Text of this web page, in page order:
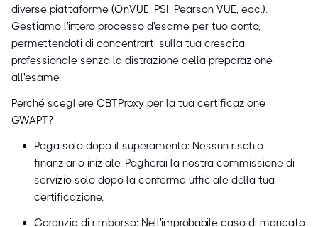
diverse piattaforme (OnVUE, PSI, Pearson VUE, ecc.).
Gestiamo l'intero processo d'esame per tuo conto,
permettendoti di concentrarti sulla tua crescita
professionale senza la distrazione della preparazione
all'esame.
Perché scegliere CBTProxy per la tua certificazione
GWAPT?
Paga solo dopo il superamento: Nessun rischio
finanziario iniziale. Pagherai la nostra commissione di
servizio solo dopo la conferma ufficiale della tua
certificazione.
Garanzia di rimborso: Nell'improbabile caso di mancato